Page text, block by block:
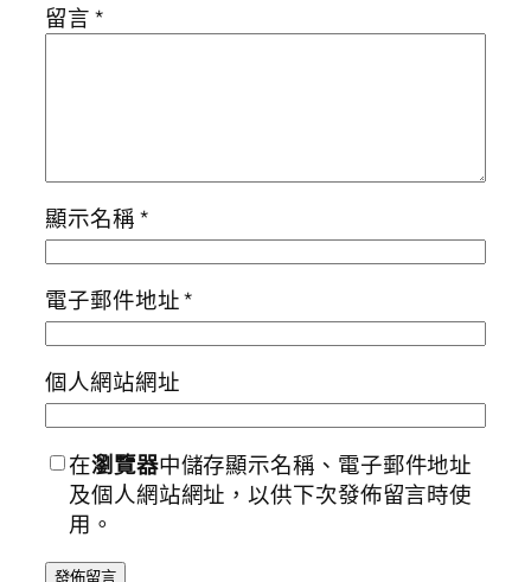
留言*
顯示名稱*
電子郵件地址*
個人網站網址
在瀏覽器中儲存顯示名稱、電子郵件地址
及個人網站網址，以供下次發佈留言時使
用。